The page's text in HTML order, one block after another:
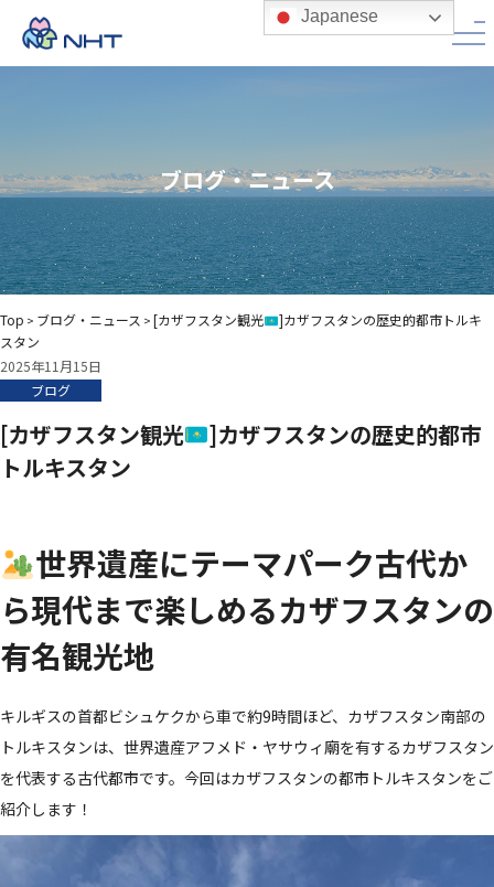
ブログ・ニュース
Top > ブログ・ニュース > [カザフスタン観光
]カザフスタンの歴史的都市トルキ
スタン
2025年11月15日
ブログ
[カザフスタン観光
]カザフスタンの歴史的都市
トルキスタン
世界遺産にテーマパーク古代か
ら現代まで楽しめるカザフスタンの
有名観光地
キルギスの首都ビシュケクから車で約9時間ほど、カザフスタン南部の
トルキスタンは、世界遺産アフメド・ヤサウィ廟を有するカザフスタン
を代表する古代都市です。今回はカザフスタンの都市トルキスタンをご
紹介します！
Japanese